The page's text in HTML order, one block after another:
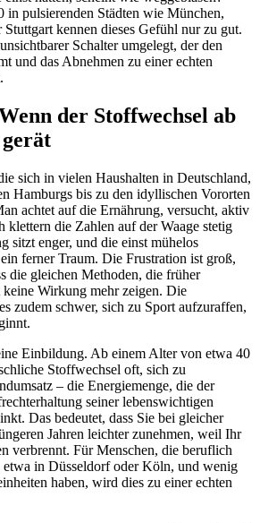
in pulsierenden Städten wie München,
kennen dieses Gefühl nur zu gut.
Schalter umgelegt, der den
und das Abnehmen zu einer echten
der Stoffwechsel ab
gerät
sich in vielen Haushalten in Deutschland,
Hamburgs bis zu den idyllischen Vororten
achtet auf die Ernährung, versucht, aktiv
klettern die Zahlen auf der Waage stetig
sitzt enger, und die einst mühelos
ferner Traum. Die Frustration ist groß,
die gleichen Methoden, die früher
Wirkung mehr zeigen. Die
zudem schwer, sich zu Sport aufzuraffen,
Einbildung. Ab einem Alter von etwa 40
Stoffwechsel oft, sich zu
– die Energiemenge, die der
seiner lebenswichtigen
Das bedeutet, dass Sie bei gleicher
Jahren leichter zunehmen, weil Ihr
verbrennt. Für Menschen, die beruflich
etwa in Düsseldorf oder Köln, und wenig
haben, wird dies zu einer echten